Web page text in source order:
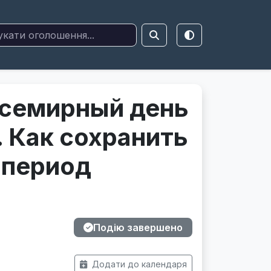
день
Как сохранить
Подію завершено
Додати до календаря